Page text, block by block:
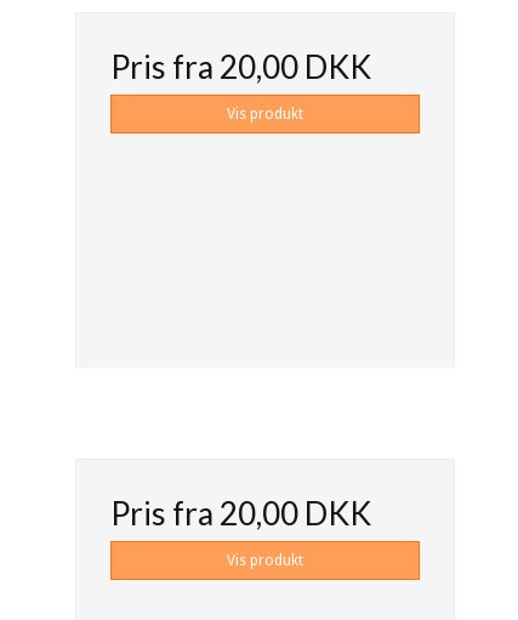
Pris fra 20,00 DKK
Vis produkt
Pris fra 20,00 DKK
Vis produkt